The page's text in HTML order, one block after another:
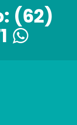
(62)